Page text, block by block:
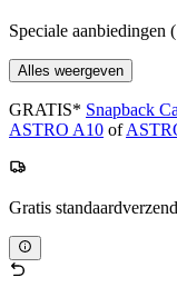
Speciale aanbiedingen
Alles weergeven
GRATIS* Snapback
ASTRO A10 of
Gratis